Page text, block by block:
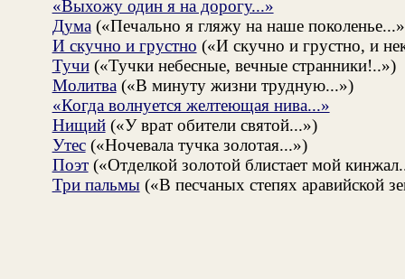
«Выхожу один я на дорогу...»
Дума(«Печально я гляжу на наше
И скучно и грустно («И скучно и грустно, и
Тучи(«Тучки небесные, вечные странники!..»)
Молитва(«В минуту жизни трудную...»)
«Когда волнуется желтеющая нива...»
Нищий(«У врат обители святой...»)
Утес(«Ночевала тучка золотая...»)
Поэт(«Отделкой золотой блистает мой
Три пальмы(«В песчаных степях аравийской